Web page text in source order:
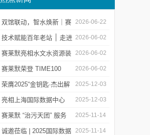
双馆联动，智水焕新｜赛
莱默精彩亮相2026上海世
环会
2026-06-22
技术赋能百年老站 ׀ 走进
都江堰：从千年治水智慧
到现代水文监测
2026-06-02
赛莱默亮相水文水资源装
备展 | 以数字化和智能化
技术赋能水文现代化建设
2026-06-02
赛莱默荣登 TIME100
2026 全球百强影响力企
业榜单
2026-06-02
荣膺2025“金钥匙·杰出解
决方案”！赛莱默青少年
水教育行动，浇灌可持续
发展未来
2025-12-03
亮相上海国际数据中心
展！赛莱默助力AI时代数
智未来
2025-12-03
赛莱默 “治污天团” 服务
亚洲污水处理厂
2025-11-14
诚邀莅临 | 2025国际数据 2025-11-14